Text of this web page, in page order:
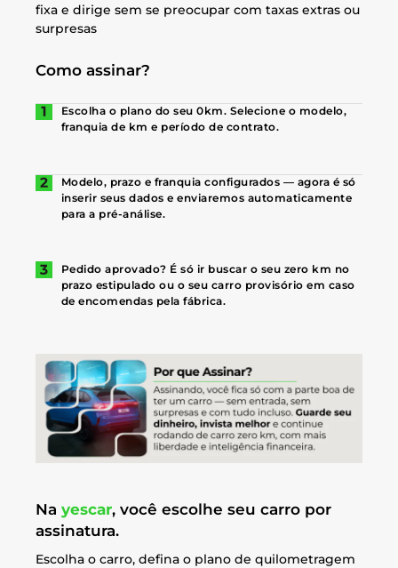
fixa e dirige sem se preocupar com taxas extras ou
surpresas
Como assinar?
Escolha o plano do seu 0km. Selecione o modelo,
franquia de km e período de contrato.
Modelo, prazo e franquia configurados — agora é só
inserir seus dados e enviaremos automaticamente
para a pré-análise.
Pedido aprovado? É só ir buscar o seu zero km no
prazo estipulado ou o seu carro provisório em caso
de encomendas pela fábrica.
Na yescar, você escolhe seu carro por
assinatura.
Escolha o carro, defina o plano de quilometragem